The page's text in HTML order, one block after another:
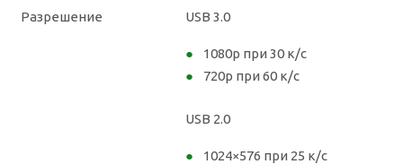
Разрешение USB 3.0
1080p при 30 к/с
720p при 60 к/с
USB 2.0
1024×576 при 25 к/с